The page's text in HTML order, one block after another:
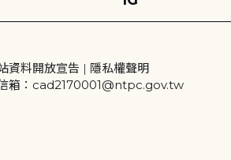
資料開放宣告 | 隱私權聲明
箱：cad2170001@ntpc.gov.tw